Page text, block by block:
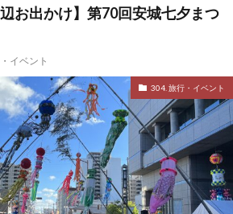
辺お出かけ】第70回安城七夕まつ
イベント
304. 旅行・イベント